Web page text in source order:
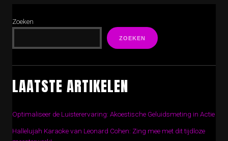
Zoeken
ZOEKEN
LAATSTE ARTIKELEN
Optimaliseer de Luisterervaring: Akoestische Geluidsmeting in Actie
Hallelujah Karaoke van Leonard Cohen: Zing mee met dit tijdloze